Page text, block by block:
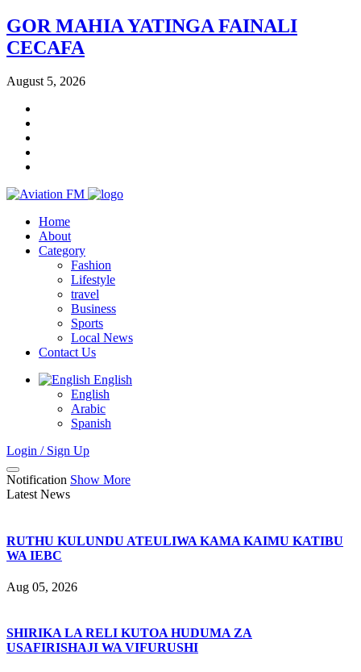
GOR MAHIA YATINGA FAINALI
CECAFA
August 5, 2026
Home
About
Category
Fashion
Lifestyle
travel
Business
Sports
Local News
Contact Us
English
English
Arabic
Spanish
Login / Sign Up
Notification Show More
Latest News
RUTHU KULUNDU ATEULIWA KAMA KAIMU KATIBU
WA IEBC
Aug 05, 2026
SHIRIKA LA RELI KUTOA HUDUMA ZA
USAFIRISHAJI WA VIFURUSHI